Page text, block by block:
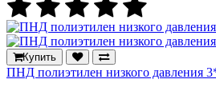
Купить
ПНД полиэтилен низкого давления